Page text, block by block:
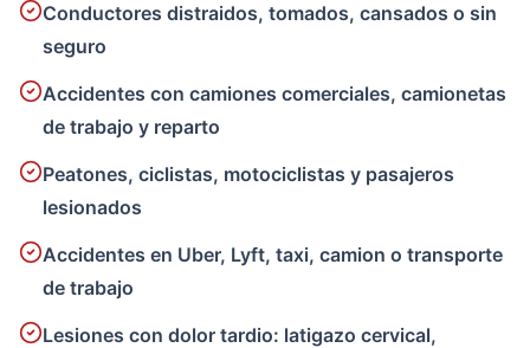
Conductores distraidos, tomados, cansados o sin
seguro
Accidentes con camiones comerciales, camionetas
de trabajo y reparto
Peatones, ciclistas, motociclistas y pasajeros
lesionados
Accidentes en Uber, Lyft, taxi, camion o transporte
de trabajo
Lesiones con dolor tardio: latigazo cervical,